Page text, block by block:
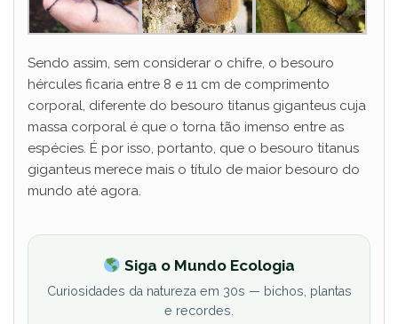
Sendo assim, sem considerar o chifre, o besouro
hércules ficaria entre 8 e 11 cm de comprimento
corporal, diferente do besouro titanus giganteus cuja
massa corporal é que o torna tão imenso entre as
espécies. É por isso, portanto, que o besouro titanus
giganteus merece mais o título de maior besouro do
mundo até agora.
Siga o Mundo Ecologia
Curiosidades da natureza em 30s — bichos, plantas
e recordes.